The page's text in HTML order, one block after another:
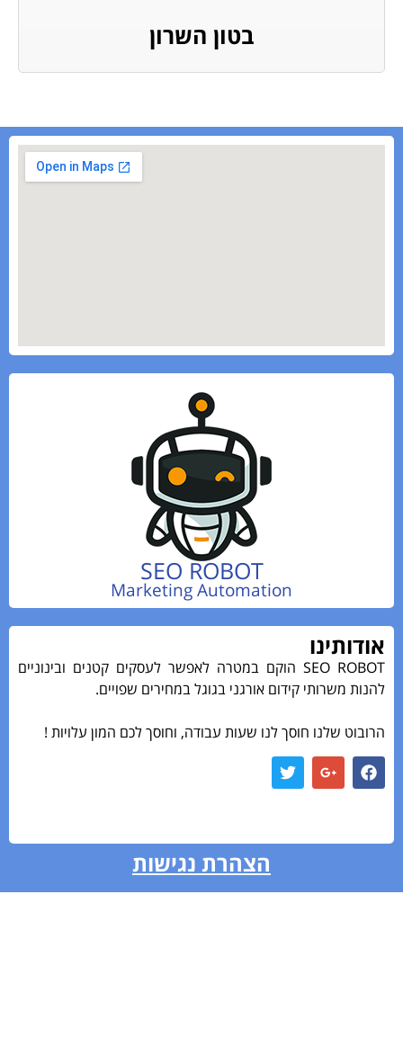
בטון השרון
SEO ROBOT
Marketing Automation
SEO ROBOT הוקם במטרה לאפשר לעסקים קטנים ובינוניים
משרותי קידום אורגני בגוגל במחירים שפויים.
שלנו חוסך לנו שעות עבודה, וחוסך לכם המון עלויות !
הצהרת נגישות